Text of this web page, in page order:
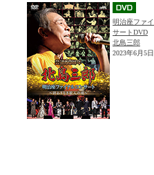
明治座ファ
サートDVD
北島三郎
2023年6月5